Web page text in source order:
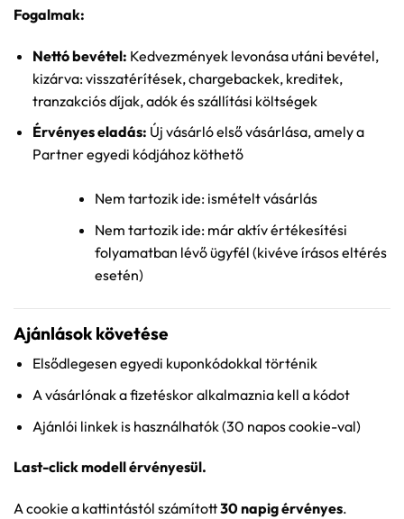
Fogalmak:
Nettó bevétel: Kedvezmények levonása utáni bevétel,
kizárva: visszatérítések, chargebackek, kreditek,
tranzakciós díjak, adók és szállítási költségek
Érvényes eladás: Új vásárló első vásárlása, amely a
Partner egyedi kódjához köthető
Nem tartozik ide: ismételt vásárlás
Nem tartozik ide: már aktív értékesítési
folyamatban lévő ügyfél (kivéve írásos eltérés
esetén)
Ajánlások követése
Elsődlegesen egyedi kuponkódokkal történik
A vásárlónak a fizetéskor alkalmaznia kell a kódot
Ajánlói linkek is használhatók (30 napos cookie-val)
Last-click modell érvényesül.
A cookie a kattintástól számított30 napig érvényes.